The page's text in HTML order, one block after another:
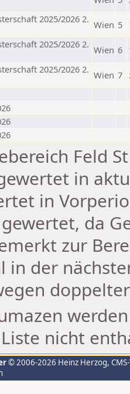
2025/2026 2. Wien 5
2025/2026 2. Wien 6
2025/2026 2. Wien 7
Feld
in
in
da
zur
in der
nicht
© 2006-2026 Heinz Herzog,